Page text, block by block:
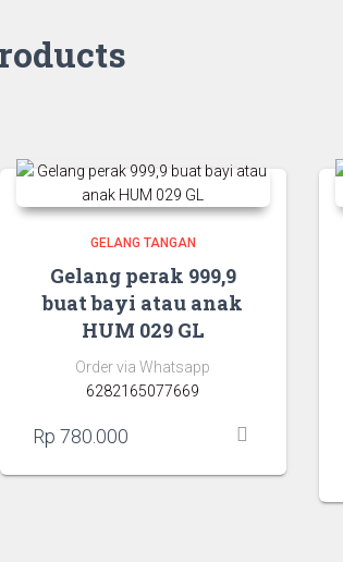
GELANG TANGAN
Gelang perak 999,9
buat bayi atau anak
HUM 029 GL
Order via Whatsapp
6282165077669
Rp 780.000